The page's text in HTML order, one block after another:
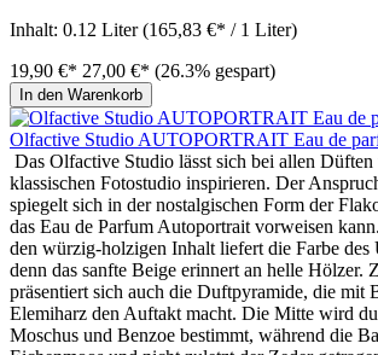
Inhalt: 0.12 Liter(165,83 €* / 1 Liter)
19,90 €* 27,00 €* (26.3% gespart)
In den Warenkorb
Olfactive Studio AUTOPORTRAIT Eau de
Das Olfactive Studio lässt sich bei allen Düften
klassischen Fotostudio inspirieren. Der
spiegelt sich in der nostalgischen Form der
das Eau de Parfum Autoportrait vorweisen
den würzig-holzigen Inhalt liefert die Farbe des
denn das sanfte Beige erinnert an helle Hölzer.
präsentiert sich auch die Duftpyramide, die mit
Elemiharz den Auftakt macht. Die Mitte wird
Moschus und Benzoe bestimmt, während die